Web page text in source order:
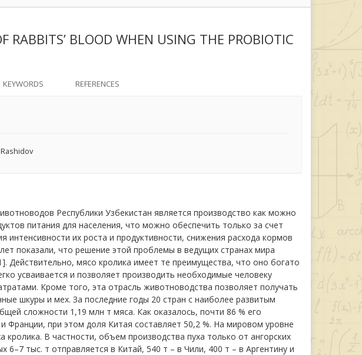
RABBITS’ BLOOD WHEN USING THE PROBIOTIC
KEYWORDS REFERENCES
Республики Узбекистан является производство как можно
питания для населения, что можно обеспечить только за счет
их роста и продуктивности, снижения расхода кормов
показали, что решение этой проблемы в ведущих странах мира
Действительно, мясо кролика имеет те преимущества, что оно богато
усваивается и позволяет производить необходимые человеку
Кроме того, эта отрасль животноводства позволяет получать
шкуры и мех. За последние годы 20 стран с наиболее развитым
сложности 1,19 млн т мяса. Как оказалось, почти 86 % его
Франции, при этом доля Китая составляет 50,2 %. На мировом уровне
В частности, объем производства пуха только от ангорских
6–7 тыс. т отправляется в Китай, 540 т – в Чили, 400 т – в Аргентину и